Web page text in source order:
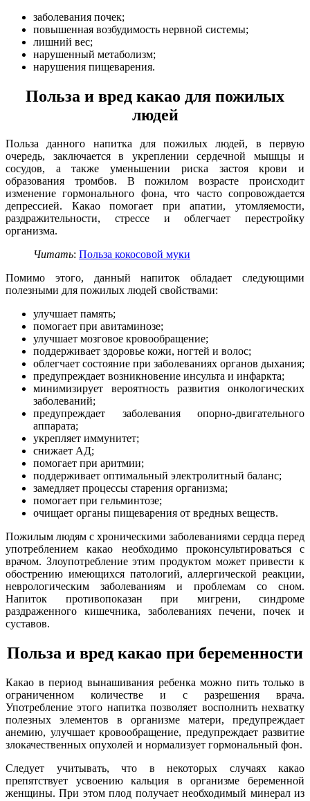
заболевания почек;
повышенная возбудимость нервной системы;
лишний вес;
нарушенный метаболизм;
нарушения пищеварения.
Польза и вред какао для пожилых
людей
Польза данного напитка для пожилых людей, в первую
очередь, заключается в укреплении сердечной мышцы и
сосудов, а также уменьшении риска застоя крови и
образования тромбов. В пожилом возрасте происходит
изменение гормонального фона, что часто сопровождается
депрессией. Какао помогает при апатии, утомляемости,
раздражительности, стрессе и облегчает перестройку
организма.
Читать: Польза кокосовой муки
Помимо этого, данный напиток обладает следующими
полезными для пожилых людей свойствами:
улучшает память;
помогает при авитаминозе;
улучшает мозговое кровообращение;
поддерживает здоровье кожи, ногтей и волос;
облегчает состояние при заболеваниях органов дыхания;
предупреждает возникновение инсульта и инфаркта;
минимизирует вероятность развития онкологических
заболеваний;
предупреждает заболевания опорно-двигательного
аппарата;
укрепляет иммунитет;
снижает АД;
помогает при аритмии;
поддерживает оптимальный электролитный баланс;
замедляет процессы старения организма;
помогает при гельминтозе;
очищает органы пищеварения от вредных веществ.
Пожилым людям с хроническими заболеваниями сердца перед
употреблением какао необходимо проконсультироваться с
врачом. Злоупотребление этим продуктом может привести к
обострению имеющихся патологий, аллергической реакции,
неврологическим заболеваниям и проблемам со сном.
Напиток противопоказан при мигрени, синдроме
раздраженного кишечника, заболеваниях печени, почек и
суставов.
Польза и вред какао при беременности
Какао в период вынашивания ребенка можно пить только в
ограниченном количестве и с разрешения врача.
Употребление этого напитка позволяет восполнить нехватку
полезных элементов в организме матери, предупреждает
анемию, улучшает кровообращение, предупреждает развитие
злокачественных опухолей и нормализует гормональный фон.
Следует учитывать, что в некоторых случаях какао
препятствует усвоению кальция в организме беременной
женщины. При этом плод получает необходимый минерал из